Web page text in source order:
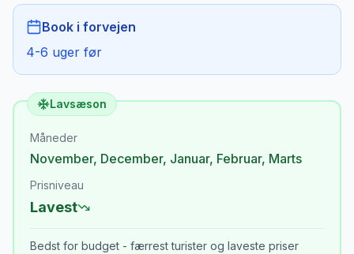
Book i forvejen
4-6 uger før
Lavsæson
Måneder
November, December, Januar, Februar, Marts
Prisniveau
Lavest
Bedst for budget - færrest turister og laveste priser